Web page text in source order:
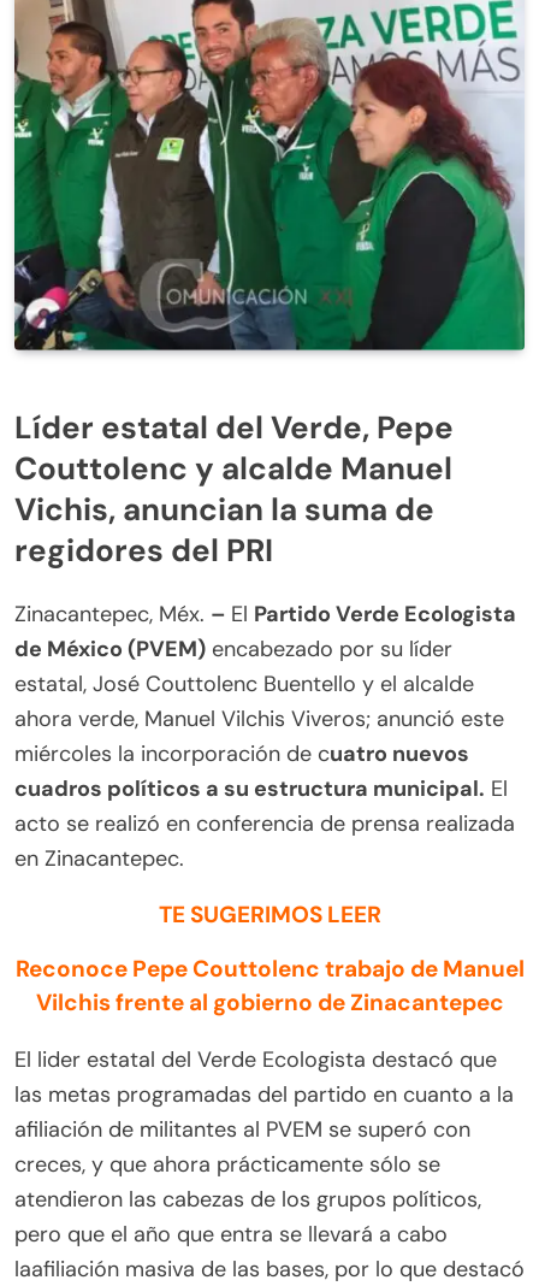
Líder estatal del Verde, Pepe
Couttolenc y alcalde Manuel
Vichis, anuncian la suma de
regidores del PRI
Zinacantepec, Méx. – El Partido Verde Ecologista
de México (PVEM) encabezado por su líder
estatal, José Couttolenc Buentello y el alcalde
ahora verde, Manuel Vilchis Viveros; anunció este
miércoles la incorporación de cuatro nuevos
cuadros políticos a su estructura municipal. El
acto se realizó en conferencia de prensa realizada
en Zinacantepec.
TE SUGERIMOS LEER
Reconoce Pepe Couttolenc trabajo de Manuel
Vilchis frente al gobierno de Zinacantepec
El lider estatal del Verde Ecologista destacó que
las metas programadas del partido en cuanto a la
afiliación de militantes al PVEM se superó con
creces, y que ahora prácticamente sólo se
atendieron las cabezas de los grupos políticos,
pero que el año que entra se llevará a cabo
laafiliación masiva de las bases, por lo que destacó